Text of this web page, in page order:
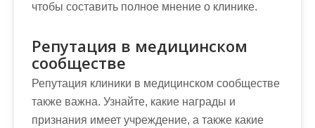
чтобы составить полное мнение о клинике.
Репутация в медицинском
сообществе
Репутация клиники в медицинском сообществе
также важна. Узнайте, какие награды и
признания имеет учреждение, а также какие